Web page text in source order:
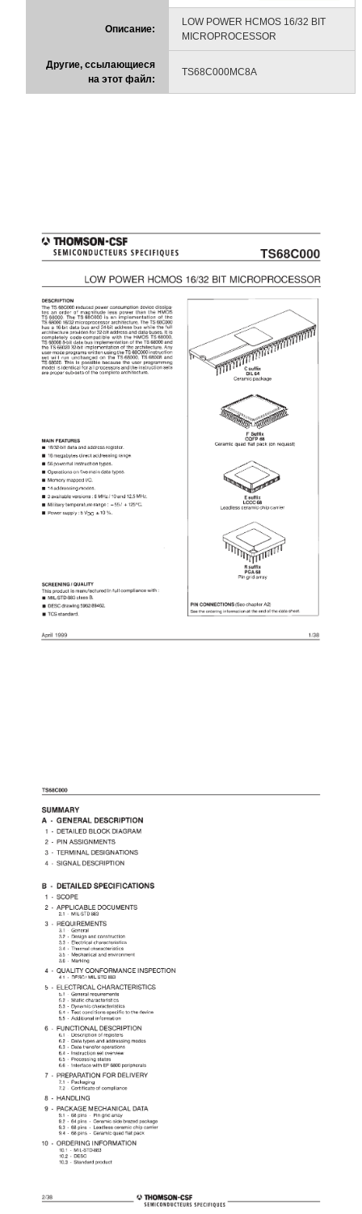
Описание:
LOW POWER HCMOS 16/32 BIT
MICROPROCESSOR
Другие, ссылающиеся
на этот файл:
TS68C000MC8A